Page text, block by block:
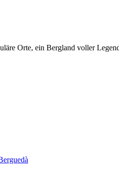
Orte, ein Bergland voller